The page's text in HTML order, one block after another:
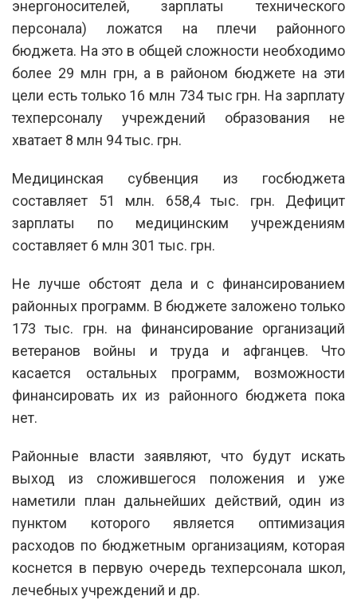
энергоносителей, зарплаты технического
персонала) ложатся на плечи районного
бюджета. На это в общей сложности необходимо
более 29 млн грн, а в районом бюджете на эти
цели есть только 16 млн 734 тыс грн. На зарплату
техперсоналу учреждений образования не
хватает 8 млн 94 тыс. грн.
Медицинская субвенция из госбюджета
составляет 51 млн. 658,4 тыс. грн. Дефицит
зарплаты по медицинским учреждениям
составляет 6 млн 301 тыс. грн.
Не лучше обстоят дела и с финансированием
районных программ. В бюджете заложено только
173 тыс. грн. на финансирование организаций
ветеранов войны и труда и афганцев. Что
касается остальных программ, возможности
финансировать их из районного бюджета пока
нет.
Районные власти заявляют, что будут искать
выход из сложившегося положения и уже
наметили план дальнейших действий, один из
пунктом которого является оптимизация
расходов по бюджетным организациям, которая
коснется в первую очередь техперсонала школ,
лечебных учреждений и др.